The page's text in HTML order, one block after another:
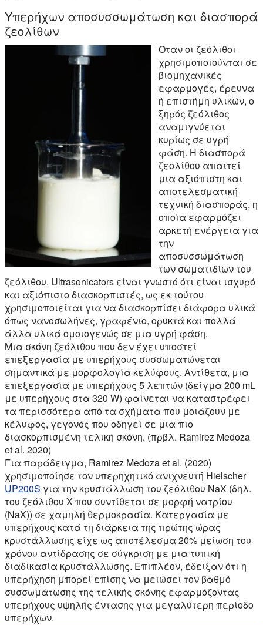
Υπερήχων αποσυσσωμάτωση και διασπορά
ζεολίθων
Όταν οι ζεόλιθοι
χρησιμοποιούνται σε
βιομηχανικές
εφαρμογές, έρευνα
ή επιστήμη υλικών, ο
ξηρός ζεόλιθος
αναμιγνύεται
κυρίως σε υγρή
φάση. Η διασπορά
ζεολίθου απαιτεί
μια αξιόπιστη και
αποτελεσματική
τεχνική διασποράς, η
οποία εφαρμόζει
αρκετή ενέργεια για
την
αποσυσσωμάτωση
των σωματιδίων του
ζεόλιθου. Ultrasonicators είναι γνωστό ότι είναι ισχυρό
και αξιόπιστο διασκορπιστές, ως εκ τούτου
χρησιμοποιείται για να διασκορπίσει διάφορα υλικά
όπως νανοσωλήνες, γραφένιο, ορυκτά και πολλά
άλλα υλικά ομοιογενώς σε μια υγρή φάση.
Μια σκόνη ζεόλιθου που δεν έχει υποστεί
επεξεργασία με υπερήχους συσσωματώνεται
σημαντικά με μορφολογία κελύφους. Αντίθετα, μια
επεξεργασία με υπερήχους 5 λεπτών (δείγμα 200 mL
με υπερήχους στα 320 W) φαίνεται να καταστρέφει
τα περισσότερα από τα σχήματα που μοιάζουν με
κέλυφος, γεγονός που οδηγεί σε μια πιο
διασκορπισμένη τελική σκόνη. (πρβλ. Ramirez Medoza
et al. 2020)
Για παράδειγμα, Ramirez Medoza et al. (2020)
χρησιμοποίησε τον υπερηχητικό ανιχνευτή Hielscher
UP200S για την κρυστάλλωση του ζεόλιθου NaX (δηλ.
του ζεόλιθου X που συντίθεται σε μορφή νατρίου
(NaX)) σε χαμηλή θερμοκρασία. Κατεργασία με
υπερήχους κατά τη διάρκεια της πρώτης ώρας
κρυστάλλωσης είχε ως αποτέλεσμα 20% μείωση του
χρόνου αντίδρασης σε σύγκριση με μια τυπική
διαδικασία κρυστάλλωσης. Επιπλέον, έδειξαν ότι η
υπερήχηση μπορεί επίσης να μειώσει τον βαθμό
συσσωμάτωσης της τελικής σκόνης εφαρμόζοντας
υπερήχους υψηλής έντασης για μεγαλύτερη περίοδο
υπερήχων.